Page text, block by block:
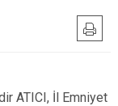
ATICI, İl Emniyet